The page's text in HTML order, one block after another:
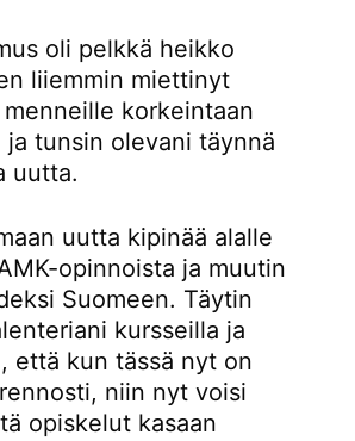
oli pelkkä heikko
liiemmin miettinyt
korkeintaan
ja tunsin olevani täynnä
uutta.
uutta kipinää alalle
opinnoista ja muutin
Suomeen. Täytin
kursseilla ja
että kun tässä nyt on
niin nyt voisi
opiskelut kasaan